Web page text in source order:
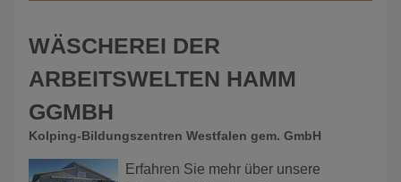
WÄSCHEREI DER
ARBEITSWELTEN HAMM
GGMBH
Kolping-Bildungszentren Westfalen gem. GmbH
Erfahren Sie mehr über unsere